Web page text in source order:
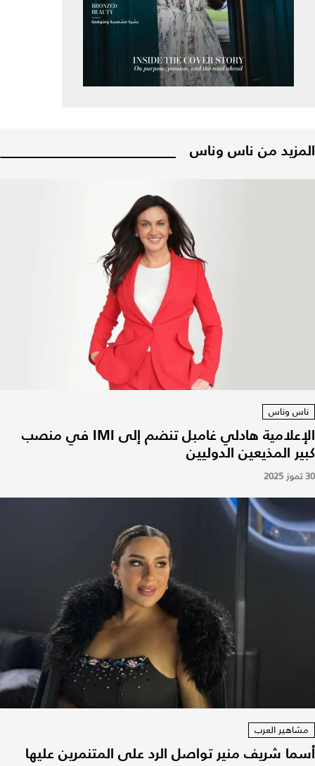
المزيد من ناس وناس
ناس وناس
الإعلامية هادلي غامبل تنضم إلى IMI في منصب
كبير المذيعين الدوليين
30 تموز 2025
مشاهير العرب
أسما شريف منير تواصل الرد على المتنمرين عليها